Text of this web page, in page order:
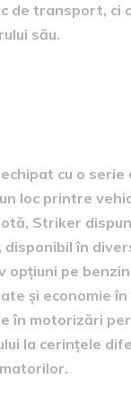
de transport, ci
său.
cu o serie
loc printre
Striker
disponibil în
opțiuni pe
și economie
în motorizări
la cerințele